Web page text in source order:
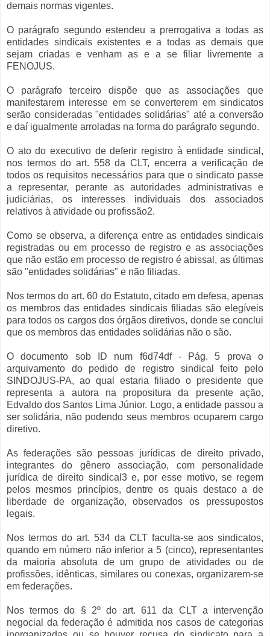
demais normas vigentes.
O parágrafo segundo estendeu a prerrogativa a todas as
entidades sindicais existentes e a todas as demais que
sejam criadas e venham as e a se filiar livremente a
FENOJUS.
O parágrafo terceiro dispõe que as associações que
manifestarem interesse em se converterem em sindicatos
serão consideradas "entidades solidárias" até a conversão
e daí igualmente arroladas na forma do parágrafo segundo.
O ato do executivo de deferir registro à entidade sindical,
nos termos do art. 558 da CLT, encerra a verificação de
todos os requisitos necessários para que o sindicato passe
a representar, perante as autoridades administrativas e
judiciárias, os interesses individuais dos associados
relativos à atividade ou profissão2.
Como se observa, a diferença entre as entidades sindicais
registradas ou em processo de registro e as associações
que não estão em processo de registro é abissal, as últimas
são "entidades solidárias" e não filiadas.
Nos termos do art. 60 do Estatuto, citado em defesa, apenas
os membros das entidades sindicais filiadas são elegíveis
para todos os cargos dos órgãos diretivos, donde se conclui
que os membros das entidades solidárias não o são.
O documento sob ID num f6d74df - Pág. 5 prova o
arquivamento do pedido de registro sindical feito pelo
SINDOJUS-PA, ao qual estaria filiado o presidente que
representa a autora na propositura da presente ação,
Edvaldo dos Santos Lima Júnior. Logo, a entidade passou a
ser solidária, não podendo seus membros ocuparem cargo
diretivo.
As federações são pessoas jurídicas de direito privado,
integrantes do gênero associação, com personalidade
jurídica de direito sindical3 e, por esse motivo, se regem
pelos mesmos princípios, dentre os quais destaco a de
liberdade de organização, observados os pressupostos
legais.
Nos termos do art. 534 da CLT faculta-se aos sindicatos,
quando em número não inferior a 5 (cinco), representantes
da maioria absoluta de um grupo de atividades ou de
profissões, idênticas, similares ou conexas, organizarem-se
em federações.
Nos termos do § 2º do art. 611 da CLT a intervenção
negocial da federação é admitida nos casos de categorias